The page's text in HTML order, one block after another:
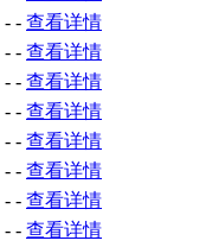
- - 查看详情
- - 查看详情
- - 查看详情
- - 查看详情
- - 查看详情
- - 查看详情
- - 查看详情
- - 查看详情